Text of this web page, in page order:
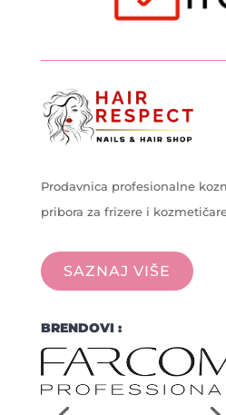
Prodavnica profesionalne
pribora za frizere i
SAZNAJ VIŠE
BRENDOVI :